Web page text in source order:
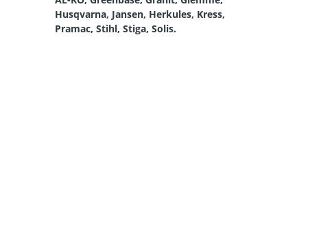
Husqvarna, Jansen, Herkules, Kress,
Pramac, Stihl, Stiga, Solis.